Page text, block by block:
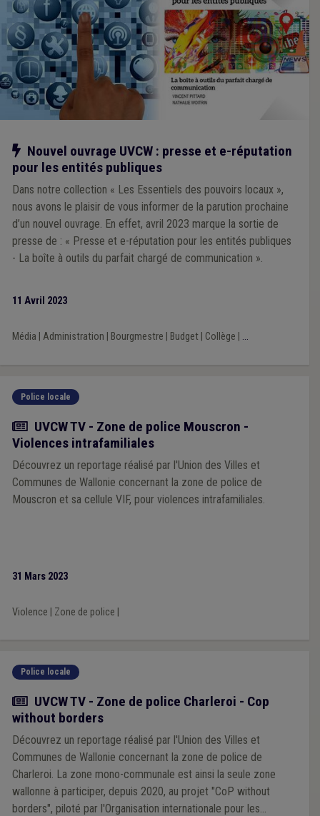
Notre action
Nouvel ouvrage UVCW : presse et e-réputation
pour les entités publiques
Dans notre collection « Les Essentiels des pouvoirs locaux »,
nous avons le plaisir de vous informer de la parution prochaine
d’un nouvel ouvrage. En effet, avril 2023 marque la sortie de
presse de : « Presse et e-réputation pour les entités publiques
- La boîte à outils du parfait chargé de communication ».
11 Avril 2023
Média Administration Bourgmestre Budget| Collège ...
Police locale
Actualité
UVCW TV - Zone de police Mouscron -
Violences intrafamiliales
Découvrez un reportage réalisé par l'Union des Villes et
Communes de Wallonie concernant la zone de police de
Mouscron et sa cellule VIF, pour violences intrafamiliales.
31 Mars 2023
Violence Zone de police
Police locale
Actualité
UVCW TV - Zone de police Charleroi - Cop
without borders
Découvrez un reportage réalisé par l'Union des Villes et
Communes de Wallonie concernant la zone de police de
Charleroi. La zone mono-communale est ainsi la seule zone
wallonne à participer, depuis 2020, au projet "CoP without
borders", piloté par l'Organisation internationale pour les